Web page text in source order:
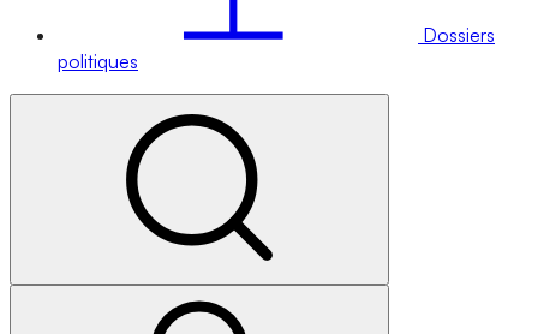
Dossiers
politiques